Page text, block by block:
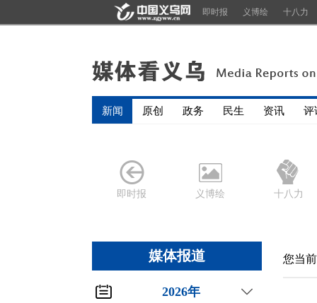
即时报 义博绘 十八力
新闻 原创 政务 民生 资讯 评
即时报 义博绘 十八力
媒体报道
2026年
您当